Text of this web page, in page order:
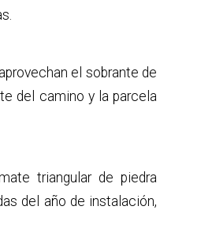
el sobrante de
del camino y la parcela
triangular de piedra
del año de instalación,